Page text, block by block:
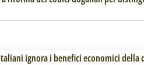
ignora i benefici economici della